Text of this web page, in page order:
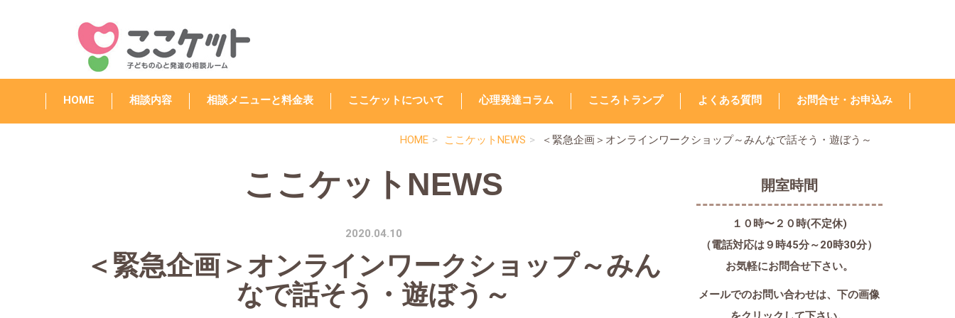
HOME 相談内容 相談メニューと料金表 ここケットについて 心理発達コラム こころトランプ よくある質問 お問合せ・お申込み
HOME ここケットNEWS ＜緊急企画＞オンラインワークショップ～みんなで話そう・遊ぼう～
ここケットNEWS
2020.04.10
＜緊急企画＞オンラインワークショップ～みん
なで話そう・遊ぼう～
開室時間
１０時〜２０時(不定休)
（電話対応は９時45分～20時30分）
お気軽にお問合せ下さい。
メールでのお問い合わせは、下の画像